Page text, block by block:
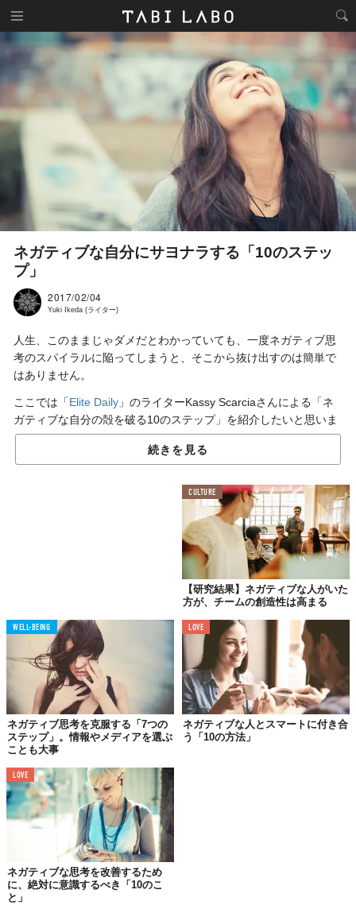
ネガティブな自分にサヨナラする「10のステッ
プ」
2017/02/04
Yuki Ikeda (ライター)
人生、このままじゃダメだとわかっていても、一度ネガティブ思
考のスパイラルに陥ってしまうと、そこから抜け出すのは簡単で
はありません。
ここでは「Elite Daily 」のライターKassy Scarciaさんによる「ネ
ガティブな自分の殻を破る10のステップ」を紹介したいと思いま
す。
自分で決断し、行動する
何かを成し遂げたいとき、私たちには「やるか、やらないか」と
いう2つの選択肢があります。ここで重要なのは、「やる」と決め
たら能動的に動いていくこと。
決めたのと同じことです。
目標を決めたら、どんどん行動を起こしていきましょう。じゃな
いとどんどんネガティブな思考にとらわれて、やる気が削がれて
しまいますよ。
続きを見る
CULTURE
【研究結果】ネガティブな人がいた
方が、チームの創造性は高まる
WELL-BEING
ネガティブ思考を克服する「7つの
ステップ」。情報やメディアを選ぶ
ことも大事
LOVE
ネガティブな人とスマートに付き合
う「10の方法」
LOVE
ネガティブな思考を改善するため
に、絶対に意識するべき「10のこ
と」